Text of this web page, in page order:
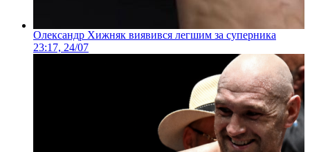
Олександр Хижняк виявився легшим за суперника
23:17, 24/07